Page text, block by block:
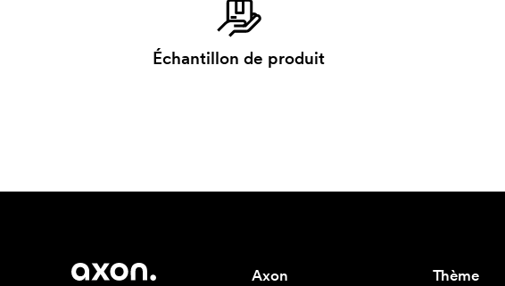
Échantillon de produit
Axon
Thème